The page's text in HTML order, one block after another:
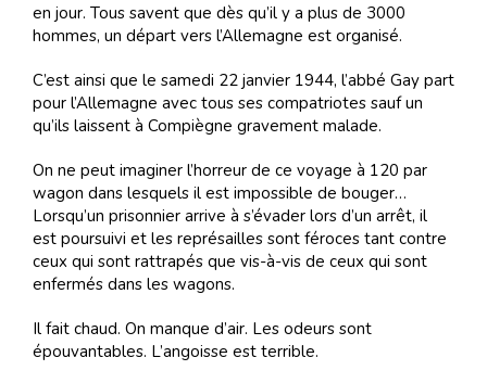
en jour. Tous savent que dès qu’il y a plus de 3000
hommes, un départ vers l’Allemagne est organisé.
C’est ainsi que le samedi 22 janvier 1944, l’abbé Gay part
pour l’Allemagne avec tous ses compatriotes sauf un
qu’ils laissent à Compiègne gravement malade.
On ne peut imaginer l’horreur de ce voyage à 120 par
wagon dans lesquels il est impossible de bouger…
Lorsqu’un prisonnier arrive à s’évader lors d’un arrêt, il
est poursuivi et les représailles sont féroces tant contre
ceux qui sont rattrapés que vis-à-vis de ceux qui sont
enfermés dans les wagons.
Il fait chaud. On manque d’air. Les odeurs sont
épouvantables. L’angoisse est terrible.